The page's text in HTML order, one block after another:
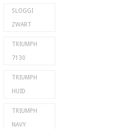
SLOGGI
ZWART
TRIUMPH
7130
TRIUMPH
HUID
TRIUMPH
NAVY